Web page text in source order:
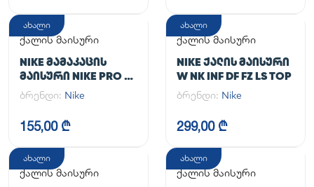
ახალი
ქალის მაისური
NIKE ᲛᲐᲛᲐᲙᲐᲪᲘᲡ
ᲛᲐᲘᲡᲣᲠᲘ NIKE PRO DF
365 CROP LS
ბრენდი: Nike
155,00 ₾
ახალი
ქალის მაისური
NIKE ᲥᲐᲚᲘᲡ ᲛᲐᲘᲡᲣᲠᲘ
W NK INF DF FZ LS TOP
ბრენდი: Nike
299,00 ₾
ახალი
ქალის მაისური
ახალი
ქალის მაისური